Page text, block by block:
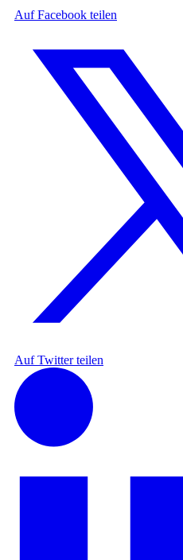
Auf Facebook teilen
Auf Twitter teilen